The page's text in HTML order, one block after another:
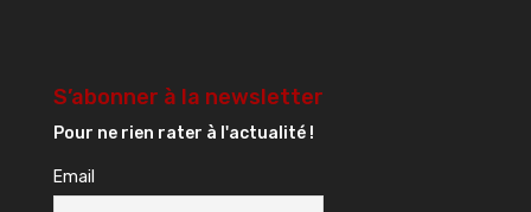
S’abonner à la newsletter
Pour ne rien rater à l'actualité !
Email